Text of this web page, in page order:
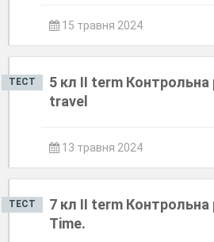
15 травня 2024
ТЕСТ
5 кл II term
travel
13 травня 2024
ТЕСТ
7 кл II term
Time.